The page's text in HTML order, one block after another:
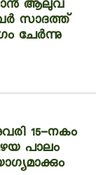
ആലുവ
സാദത്ത്
ചേർന്നു
15-നകം
പാലം